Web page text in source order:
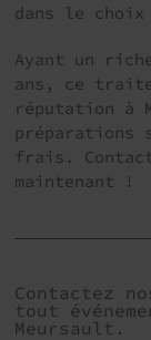
dans le choix
Ayant un
ans, ce
réputation à
préparations
frais.
maintenant !
Contactez
tout
Meursault.